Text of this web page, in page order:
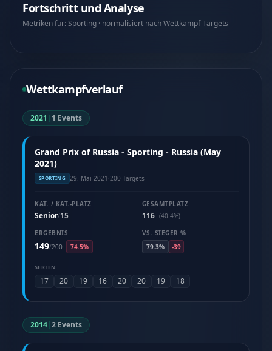
Fortschritt und Analyse
Metriken für: Sporting · normalisiert nach Wettkampf-Targets
Wettkampfverlauf
2021 | 1 Events
Grand Prix of Russia - Sporting - Russia (May
2021)
SPORTING 29. Mai 2021 ·200 Targets
KAT. / KAT.-PLATZ
Senior/15
GESAMTPLATZ
116 (40.4%)
ERGEBNIS
149/200 74.5%
VS. SIEGER %
79.3%
-39
SERIEN
17 20 19 16 20 20 19 18
2014|2 Events